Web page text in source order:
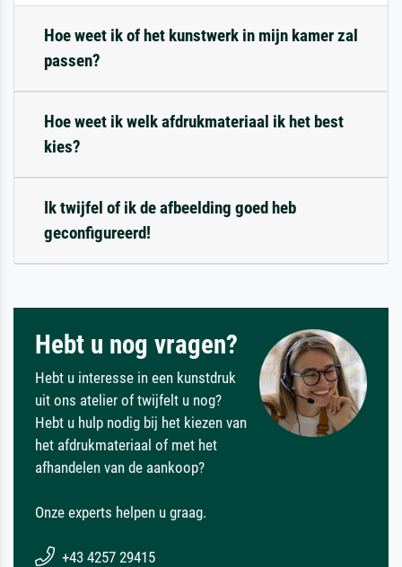
Hoe weet ik of het kunstwerk in mijn kamer zal
passen?
Hoe weet ik welk afdrukmateriaal ik het best
kies?
Ik twijfel of ik de afbeelding goed heb
geconfigureerd!
Hebt u nog vragen?
Hebt u interesse in een kunstdruk
uit ons atelier of twijfelt u nog?
Hebt u hulp nodig bij het kiezen van
het afdrukmateriaal of met het
afhandelen van de aankoop?
Onze experts helpen u graag.
+43 4257 29415